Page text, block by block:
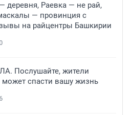
деревня, Раевка — не рай,
— провинция с
на райцентры Башкирии
Послушайте, жители
может спасти вашу жизнь